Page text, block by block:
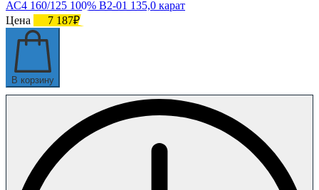
АС4 160/125 100% В2-01 135,0 карат
Цена
7 187₽
В корзину